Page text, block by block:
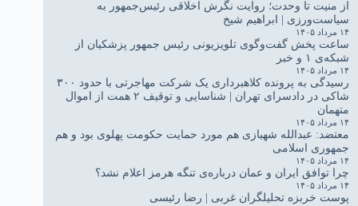
از منیت تا وحدت؛ روایت نگرش اخلاقی رئیس‌جمهور به
سیاست‌ورزی | ابراهیم شیخ
۱۴ مرداد ۱۴۰۵
ساعت پخش گفت‌وگوی تلویزیونی رئیس جمهور پزشکیان از
شبکه‌ی ۱ و خبر
۱۴ مرداد ۱۴۰۵
رسیدگی به پرونده کلاهبرداری یک شرکت مهاجرتی با حدود ۳۰۰
شاکی در دادسرای تهران | شناسایی و توقیف ۲ همت از اموال
متهمان
۱۴ مرداد ۱۴۰۵
معتضد: عبدالله شهبازی هم مورد حمایت حکومت پهلوی بود و هم
جمهوری اسلامی
۱۴ مرداد ۱۴۰۵
چرا توافق ایران و عمان درباره‌ی تنگه هرمز اعلام نشد؟
۱۴ مرداد ۱۴۰۵
پوست خربزه تحلیلگران غربی | رضا رئیسی